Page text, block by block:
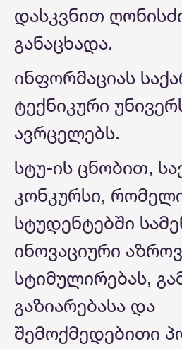
დასკვნით
განაცხადა.
ინფორმაციას
ტექნიკური
ავრცელებს.
სტუ-ის ცნობით,
კონკურსი,
სტუდენტებში
ინოვაციური
სტიმულირებას,
გაზიარებასა და
შემოქმედებითი